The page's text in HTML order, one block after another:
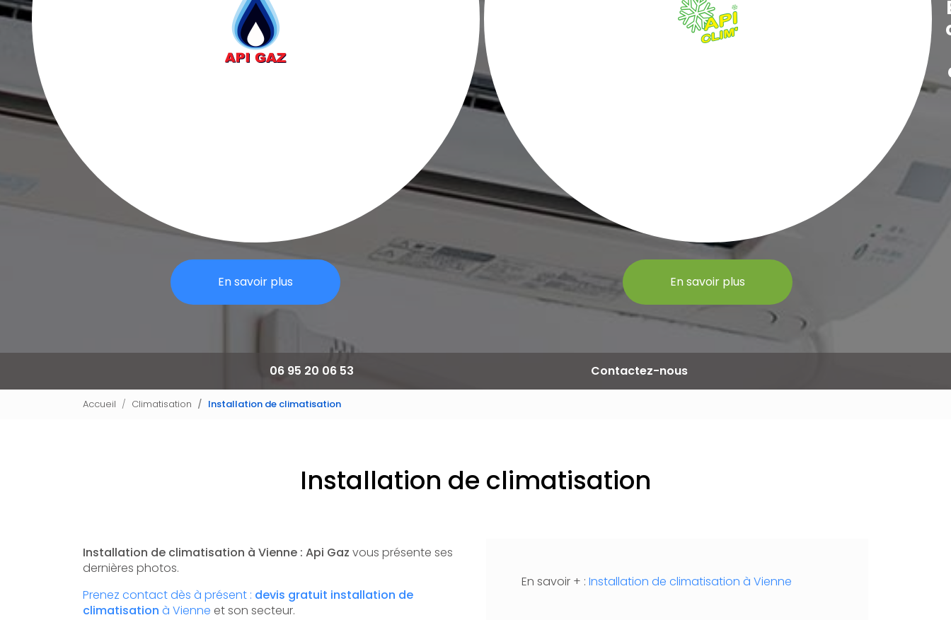
En savoir plus En savoir plus
06 95 20 06 53 Contactez-nous
Accueil Climatisation Installation de climatisation
Installation de climatisation
Installation de climatisation à Vienne : Api Gaz vous présente ses
dernières photos.
Prenez contact dès à présent : devis gratuit installation de
climatisation à Vienne et son secteur.
En savoir + : Installation de climatisation à Vienne